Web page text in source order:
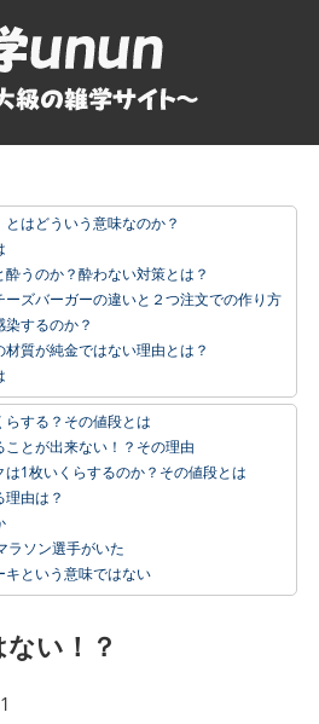
はどういう意味なのか？
うのか？酔わない対策とは？
ズバーガーの違いと２つ注文での作り方
するのか？
質が純金ではない理由とは？
する？その値段とは
とが出来ない！？その理由
1枚いくらするのか？その値段とは
由は？
ラソン選手がいた
キという意味ではない
い！？